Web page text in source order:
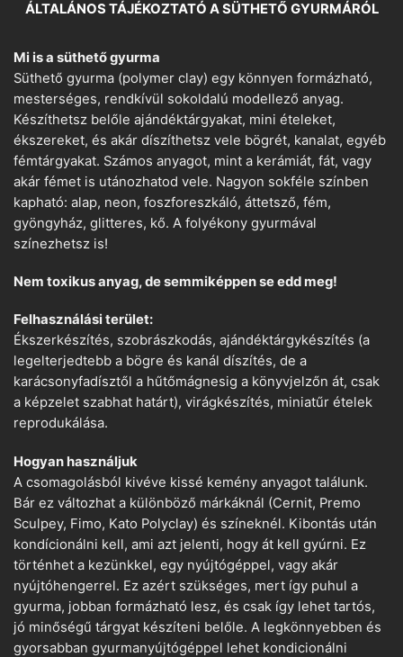
ÁLTALÁNOS TÁJÉKOZTATÓ A SÜTHETŐ GYURMÁRÓL
Mi is a süthető gyurma
Süthető gyurma (polymer clay) egy könnyen formázható,
mesterséges, rendkívül sokoldalú modellező anyag.
Készíthetsz belőle ajándéktárgyakat, mini ételeket,
ékszereket, és akár díszíthetsz vele bögrét, kanalat, egyéb
fémtárgyakat. Számos anyagot, mint a kerámiát, fát, vagy
akár fémet is utánozhatod vele. Nagyon sokféle színben
kapható: alap, neon, foszforeszkáló, áttetsző, fém,
gyöngyház, glitteres, kő. A folyékony gyurmával
színezhetsz is!
Nem toxikus anyag, de semmiképpen se edd meg!
Felhasználási terület:
Ékszerkészítés, szobrászkodás, ajándéktárgykészítés (a
legelterjedtebb a bögre és kanál díszítés, de a
karácsonyfadísztől a hűtőmágnesig a könyvjelzőn át, csak
a képzelet szabhat határt), virágkészítés, miniatűr ételek
reprodukálása.
Hogyan használjuk
A csomagolásból kivéve kissé kemény anyagot találunk.
Bár ez változhat a különböző márkáknál (Cernit, Premo
Sculpey, Fimo, Kato Polyclay) és színeknél. Kibontás után
kondícionálni kell, ami azt jelenti, hogy át kell gyúrni. Ez
történhet a kezünkkel, egy nyújtógéppel, vagy akár
nyújtóhengerrel. Ez azért szükséges, mert így puhul a
gyurma, jobban formázható lesz, és csak így lehet tartós,
jó minőségű tárgyat készíteni belőle. A legkönnyebben és
gyorsabban gyurmanyújtógéppel lehet kondicionálni